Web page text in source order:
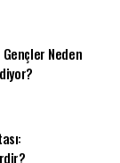
Neden